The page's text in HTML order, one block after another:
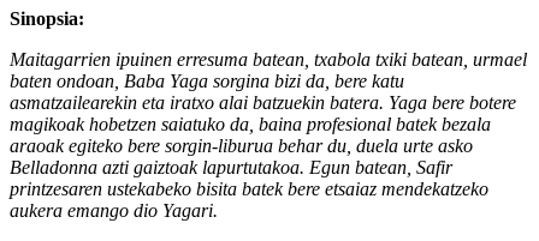
Sinopsia:
Maitagarrien ipuinen erresuma batean, txabola txiki batean, urmael
baten ondoan, Baba Yaga sorgina bizi da, bere katu
asmatzailearekin eta iratxo alai batzuekin batera. Yaga bere botere
magikoak hobetzen saiatuko da, baina profesional batek bezala
araoak egiteko bere sorgin-liburua behar du, duela urte asko
Belladonna azti gaiztoak lapurtutakoa. Egun batean, Safir
printzesaren ustekabeko bisita batek bere etsaiaz mendekatzeko
aukera emango dio Yagari.